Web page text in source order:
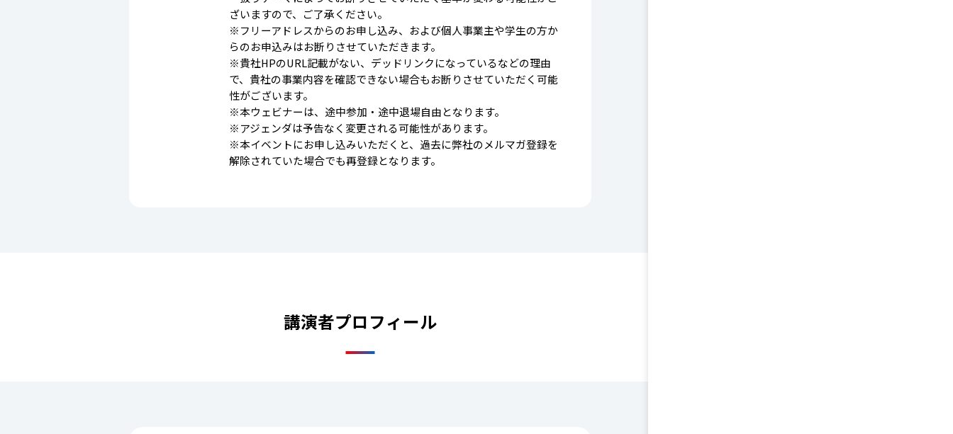
ざいますので、ご了承ください。
※フリーアドレスからのお申し込み、および個人事業主や学生の方か
らのお申込みはお断りさせていただきます。
※貴社HPのURL記載がない、デッドリンクになっているなどの理由
で、貴社の事業内容を確認できない場合もお断りさせていただく可能
性がございます。
※本ウェビナーは、途中参加・途中退場自由となります。
※アジェンダは予告なく変更される可能性があります。
※本イベントにお申し込みいただくと、過去に弊社のメルマガ登録を
解除されていた場合でも再登録となります。
講演者プロフィール